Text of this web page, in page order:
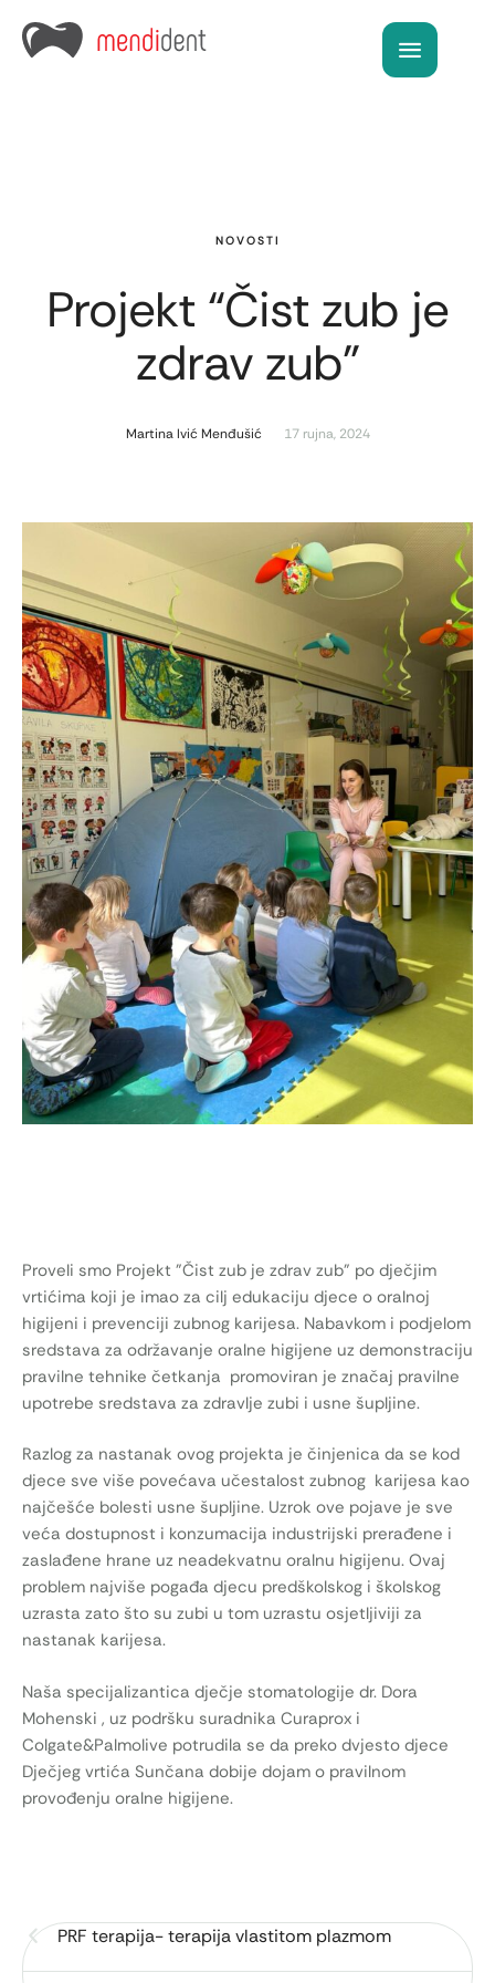
NOVOSTI
Projekt “Čist zub je
zdrav zub”
Martina Ivić Menđušić 17 rujna, 2024
Proveli smo Projekt ”Čist zub je zdrav zub” po dječjim
vrtićima koji je imao za cilj edukaciju djece o oralnoj
higijeni i prevenciji zubnog karijesa. Nabavkom i podjelom
sredstava za održavanje oralne higijene uz demonstraciju
pravilne tehnike četkanja promoviran je značaj pravilne
upotrebe sredstava za zdravlje zubi i usne šupljine.
Razlog za nastanak ovog projekta je činjenica da se kod
djece sve više povećava učestalost zubnog karijesa kao
najčešće bolesti usne šupljine. Uzrok ove pojave je sve
veća dostupnost i konzumacija industrijski prerađene i
zaslađene hrane uz neadekvatnu oralnu higijenu. Ovaj
problem najviše pogađa djecu predškolskog i školskog
uzrasta zato što su zubi u tom uzrastu osjetljiviji za
nastanak karijesa.
Naša specijalizantica dječje stomatologije dr. Dora
Mohenski , uz podršku suradnika Curaprox i
Colgate&Palmolive potrudila se da preko dvjesto djece
Dječjeg vrtića Sunčana dobije dojam o pravilnom
provođenju oralne higijene.
PRF terapija- terapija vlastitom plazmom